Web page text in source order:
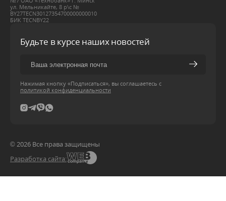
ул. Мельникайте, 8 р\с №
BY27ТЕСN30127354700000000010
БИК ТЕСNBY22
Будьте в курсе наших новостей
Нажимая кнопку «Подписаться», вы соглашаетесь с
политикой конфиденциальности
© 2026 Все права защищены
Разработка сайта: